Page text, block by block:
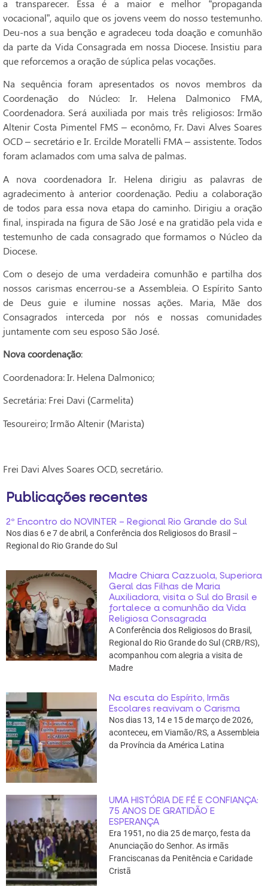
a transparecer. Essa é a maior e melhor “propaganda
vocacional”, aquilo que os jovens veem do nosso testemunho.
Deu-nos a sua benção e agradeceu toda doação e comunhão
da parte da Vida Consagrada em nossa Diocese. Insistiu para
que reforcemos a oração de súplica pelas vocações.
Na sequência foram apresentados os novos membros da
Coordenação do Núcleo: Ir. Helena Dalmonico FMA,
Coordenadora. Será auxiliada por mais três religiosos: Irmão
Altenir Costa Pimentel FMS – econômo, Fr. Davi Alves Soares
OCD – secretário e Ir. Ercilde Moratelli FMA – assistente. Todos
foram aclamados com uma salva de palmas.
A nova coordenadora Ir. Helena dirigiu as palavras de
agradecimento à anterior coordenação. Pediu a colaboração
de todos para essa nova etapa do caminho. Dirigiu a oração
final, inspirada na figura de São José e na gratidão pela vida e
testemunho de cada consagrado que formamos o Núcleo da
Diocese.
Com o desejo de uma verdadeira comunhão e partilha dos
nossos carismas encerrou-se a Assembleia. O Espírito Santo
de Deus guie e ilumine nossas ações. Maria, Mãe dos
Consagrados interceda por nós e nossas comunidades
juntamente com seu esposo São José.
Nova coordenação:
Coordenadora: Ir. Helena Dalmonico;
Secretária: Frei Davi (Carmelita)
Tesoureiro; Irmão Altenir (Marista)
Frei Davi Alves Soares OCD, secretário.
Publicações recentes
2º Encontro do NOVINTER – Regional Rio Grande do Sul
Nos dias 6 e 7 de abril, a Conferência dos Religiosos do Brasil –
Regional do Rio Grande do Sul
Madre Chiara Cazzuola, Superiora
Geral das Filhas de Maria
Auxiliadora, visita o Sul do Brasil e
fortalece a comunhão da Vida
Religiosa Consagrada
A Conferência dos Religiosos do Brasil,
Regional do Rio Grande do Sul (CRB/RS),
acompanhou com alegria a visita de
Madre
Na escuta do Espírito, Irmãs
Escolares reavivam o Carisma
Nos dias 13, 14 e 15 de março de 2026,
aconteceu, em Viamão/RS, a Assembleia
da Província da América Latina
UMA HISTÓRIA DE FÉ E CONFIANÇA:
75 ANOS DE GRATIDÃO E
ESPERANÇA
Era 1951, no dia 25 de março, festa da
Anunciação do Senhor. As irmãs
Franciscanas da Penitência e Caridade
Cristã